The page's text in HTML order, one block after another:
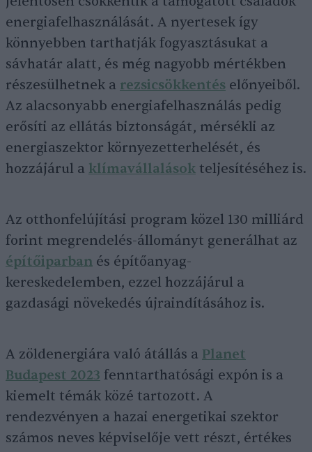
energiafelhasználását. A nyertesek így
könnyebben tarthatják fogyasztásukat a
sávhatár alatt, és még nagyobb mértékben
részesülhetnek a rezsicsökkentés előnyeiből.
Az alacsonyabb energiafelhasználás pedig
erősíti az ellátás biztonságát, mérsékli az
energiaszektor környezetterhelését, és
hozzájárul a klímavállalások teljesítéséhez is.
Az otthonfelújítási program közel 130 milliárd
forint megrendelés-állományt generálhat az
építőiparban és építőanyag-
kereskedelemben, ezzel hozzájárul a
gazdasági növekedés újraindításához is.
A zöldenergiára való átállás a Planet
Budapest 2023 fenntarthatósági expón is a
kiemelt témák közé tartozott. A
rendezvényen a hazai energetikai szektor
számos neves képviselője vett részt, értékes